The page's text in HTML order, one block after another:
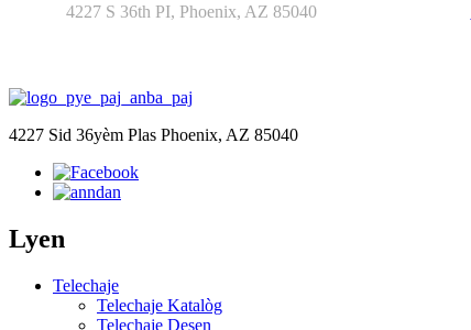
4227 S 36th PI, Phoenix, AZ 85040
4227 Sid 36yèm Plas Phoenix, AZ 85040
Lyen
Telechaje
Telechaje Katalòg
Telechaje Desen